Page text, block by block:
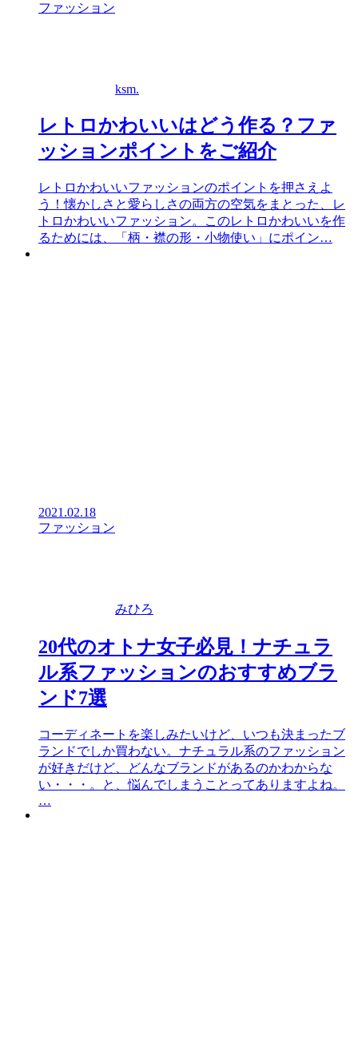
ファッション
ksm.
レトロかわいいはどう作る？ファ
ッションポイントをご紹介
レトロかわいいファッションのポイントを押さえよ
う！懐かしさと愛らしさの両方の空気をまとった、レ
トロかわいいファッション。このレトロかわいいを作
るためには、「柄・襟の形・小物使い」にポイン…
2021.02.18
ファッション
みひろ
20代のオトナ女子必見！ナチュラ
ル系ファッションのおすすめブラ
ンド7選
コーディネートを楽しみたいけど、いつも決まったブ
ランドでしか買わない。ナチュラル系のファッション
が好きだけど、どんなブランドがあるのかわからな
い・・・。と、悩んでしまうことってありますよね。
…